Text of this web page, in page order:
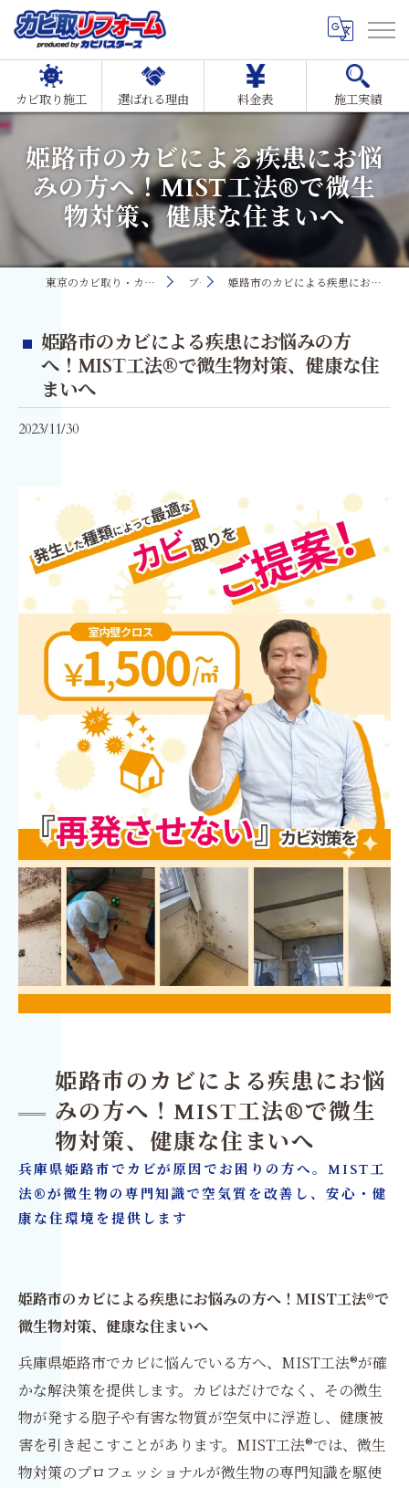
カビ取り施工 選ばれる理由 料金表 施工実績
姫路市のカビによる疾患にお悩
みの方へ！MIST工法®で微生
物対策、健康な住まいへ
東京のカビ取り・カビ対策ならMIST工法®カビ取リフォーム ブログ 姫路市のカビによる疾患にお悩みの方へ！MIST工法®で微生物対策、健康な住まいへ
姫路市のカビによる疾患にお悩みの方
へ！MIST工法®で微生物対策、健康な住
まいへ
2023/11/30
姫路市のカビによる疾患にお悩
みの方へ！MIST工法®で微生
物対策、健康な住まいへ
兵庫県姫路市でカビが原因でお困りの方へ。MIST工
法®が微生物の専門知識で空気質を改善し、安心・健
康な住環境を提供します
姫路市のカビによる疾患にお悩みの方へ！MIST工法®で
微生物対策、健康な住まいへ
兵庫県姫路市でカビに悩んでいる方へ、MIST工法®が確
かな解決策を提供します。カビはだけでなく、その微生
物が発する胞子や有害な物質が空気中に浮遊し、健康被
害を引き起こすことがあります。MIST工法®では、微生
物対策のプロフェッショナルが微生物の専門知識を駆使